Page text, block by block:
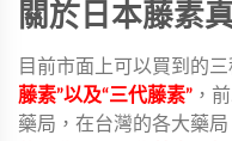
關於日本藤素
目前市面上可以買到的
藤素”以及“三代藤素” ，
藥局，在台灣的各大藥